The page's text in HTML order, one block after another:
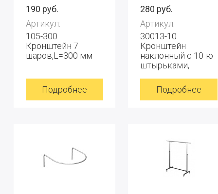
190 руб.
Артикул:
105-300
Кронштейн 7
шаров,L=300 мм
Подробнее
280 руб.
Артикул:
30013-10
Кронштейн
наклонный с 10-ю
штырьками,
Подробнее